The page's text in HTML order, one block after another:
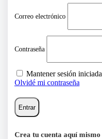
Correo electrónico
Contraseña
Mantener sesión iniciada
Olvidé mi contraseña
Entrar
Crea tu cuenta aquí mismo